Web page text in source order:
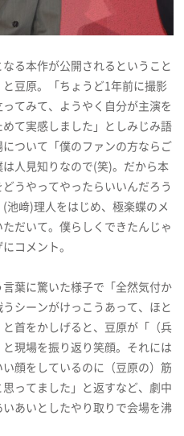
る本作が公開されるということ
豆原。「ちょうど1年前に撮影
てみて、ようやく自分が主演を
て実感しました」としみじみ語
ついて「僕のファンの方ならご
人見知りなので(笑)。だから本
うやってやったらいいんだろう
池﨑)理人をはじめ、極楽蝶のメ
だいて。僕らしくできたんじゃ
コメント。
葉に驚いた様子で「全然気付か
シーンがけっこうあって、ほと
首をかしげると、豆原が「（兵
現場を振り返り笑顔。それには
顔をしているのに（豆原の）筋
ってました」と返すなど、劇中
あいとしたやり取りで会場を沸